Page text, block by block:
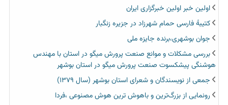
اولین خبر اولین خبرگزاری ایران‏
کتیبۀ فارسی حمام شهرزاد در جزیره زنگبار
جوان بوشهری،برنده جایزه ملی
بررسی مشکلات و موانع صنعت پرورش میگو در استان با مهندس
هوشنگی پیشکسوت صنعت پرورش میگو در استان بوشهر
جمعی از نویسندگان و شعرای استان بوشهر (سال ۱۳۷۹)
رونمایی از بزرگ‌ترین و باهوش ترین هوش مصنوعی ،فردا